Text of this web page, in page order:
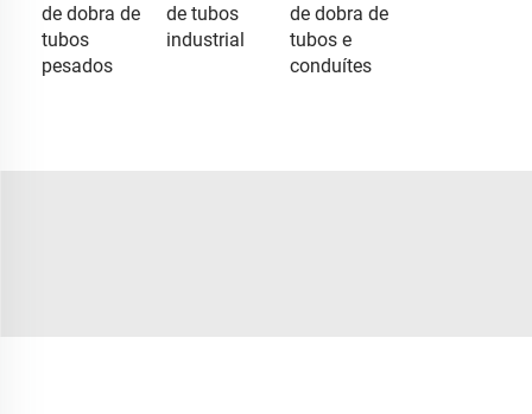
de dobra de
tubos
pesados
de tubos
industrial
de dobra de
tubos e
conduítes